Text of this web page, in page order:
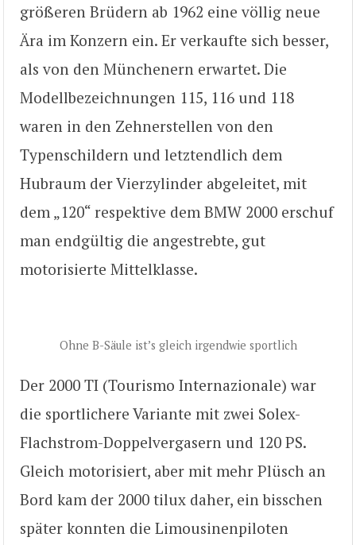
größeren Brüdern ab 1962 eine völlig neue
Ära im Konzern ein. Er verkaufte sich besser,
als von den Münchenern erwartet. Die
Modellbezeichnungen 115, 116 und 118
waren in den Zehnerstellen von den
Typenschildern und letztendlich dem
Hubraum der Vierzylinder abgeleitet, mit
dem „120“ respektive dem BMW 2000 erschuf
man endgültig die angestrebte, gut
motorisierte Mittelklasse.
Ohne B-Säule ist’s gleich irgendwie sportlich
Der 2000 TI (Tourismo Internazionale) war
die sportlichere Variante mit zwei Solex-
Flachstrom-Doppelvergasern und 120 PS.
Gleich motorisiert, aber mit mehr Plüsch an
Bord kam der 2000 tilux daher, ein bisschen
später konnten die Limousinenpiloten